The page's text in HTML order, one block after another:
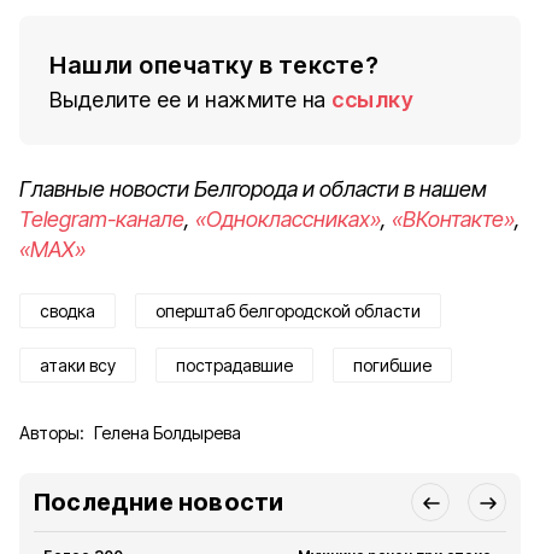
Нашли опечатку в тексте?
Выделите ее и нажмите на ссылку
Главные новости Белгорода и области в нашем
Telegram-канале, «Одноклассниках», «ВКонтакте»,
«MAX»
сводка оперштаб белгородской области
атаки всу пострадавшие погибшие
Авторы: Гелена Болдырева
Последние новости